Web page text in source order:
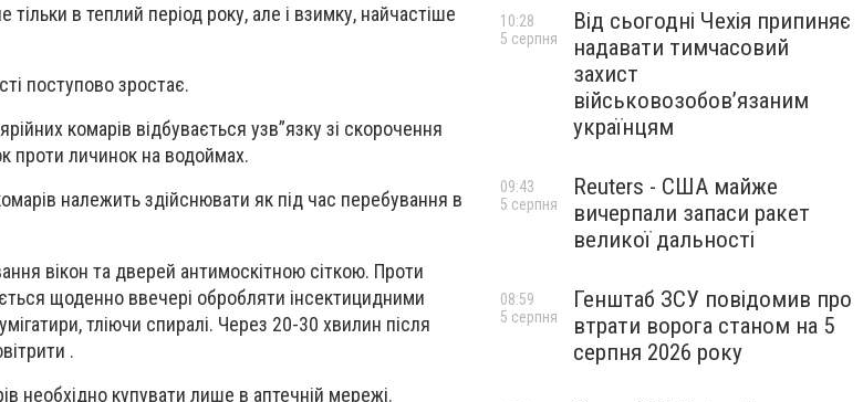
в теплий період року, але і взимку, найчастіше
поступово зростає.
комарів відбувається узв”язку зі скорочення
проти личинок на водоймах.
належить здійснювати як під час перебування в
вікон та дверей антимоскітною сіткою. Проти
щоденно ввечері обробляти інсектицидними
тліючи спиралі. Через 20-30 хвилин після
.
необхідно купувати лише в аптечній мережі.
Від сьогодні Чехія припиняє
надавати тимчасовий
захист
військовозобов’язаним
українцям
10:28
5 серпня
Reuters - США майже
вичерпали запаси ракет
великої дальності
09:43
5 серпня
Генштаб ЗСУ повідомив про
втрати ворога станом на 5
серпня 2026 року
08:59
5 серпня